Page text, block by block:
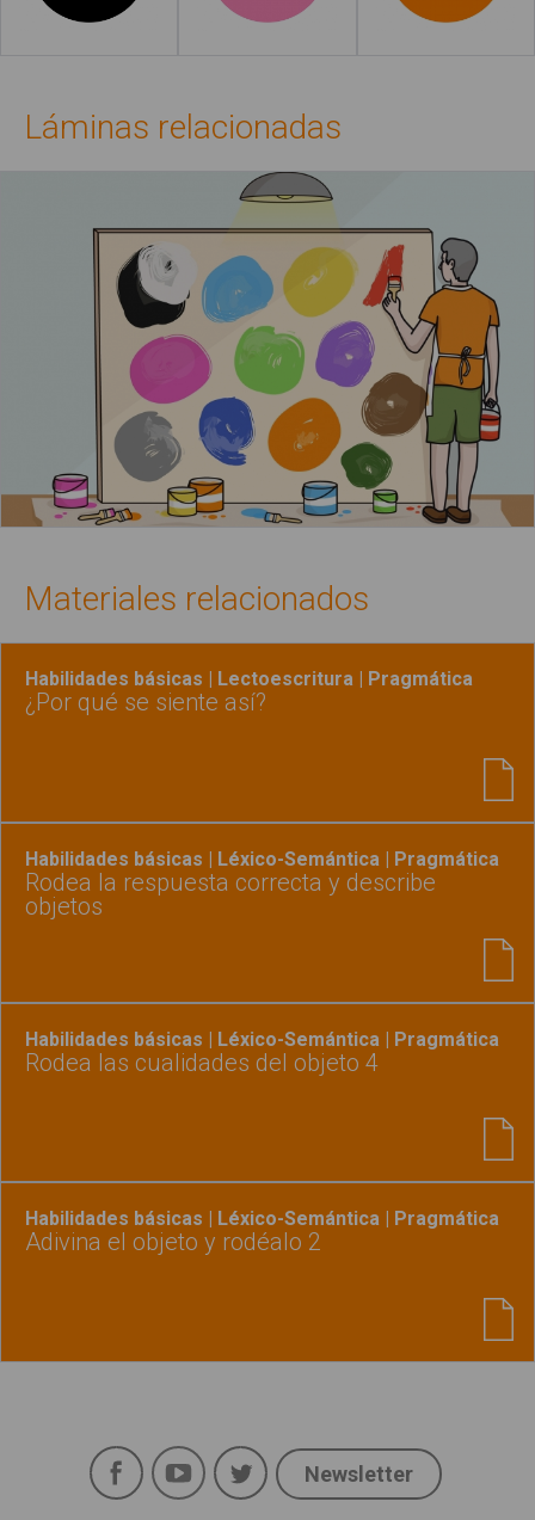
Láminas relacionadas
Materiales relacionados
Habilidades básicas | Lectoescritura | Pragmática
¿Por qué se siente así?
Habilidades básicas | Léxico-Semántica | Pragmática
Rodea la respuesta correcta y describe
objetos
Habilidades básicas | Léxico-Semántica | Pragmática
Rodea las cualidades del objeto 4
Habilidades básicas | Léxico-Semántica | Pragmática
Adivina el objeto y rodéalo 2
Social
FacebookYouTubeTwitter
Newsletter